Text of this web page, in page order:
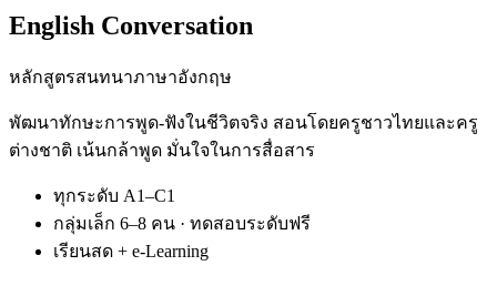
English Conversation
หลักสูตรสนทนาภาษาอังกฤษ
พัฒนาทักษะการพูด-ฟังในชีวิตจริง สอนโดยครูชาวไทยและครู
ต่างชาติ เน้นกล้าพูด มั่นใจในการสื่อสาร
ทุกระดับ A1–C1
กลุ่มเล็ก 6–8 คน · ทดสอบระดับฟรี
เรียนสด + e-Learning